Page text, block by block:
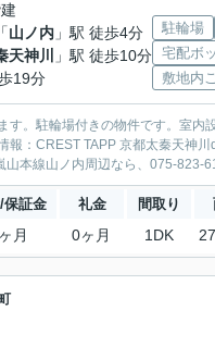
「山ノ内 」駅 徒歩4分
天神川
」駅 徒歩10分
19分
駐輪場
宅配ボ
敷地内
。駐輪場付きの物件です。室内
：CREST TAPP 京都太秦天神
山本線山ノ内周辺なら、075-823-
保証金 礼金 間取り
月 0ヶ月 1DK